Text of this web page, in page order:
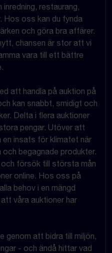
restaurang,
Hos oss kan du fynda
och göra bra affärer.
chansen är stor att vi
vara till ett bättre
att handla på auktion på
kan snabbt, smidigt och
Delta i flera auktioner
pengar. Utöver att
en insats för klimatet när
och begagnade produkter.
och försök till största mån
online. Hos oss på
behov i en mängd
våra auktioner har
genom att bidra till miljön,
- och ändå hittar vad